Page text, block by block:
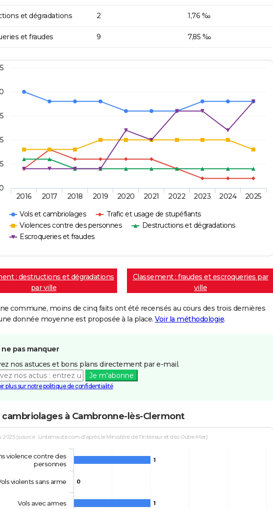
et dégradations 2 1,76 ‰
et fraudes 9 7,85 ‰
Vols et cambriolages
Trafic et usage de stupéfiants
Violences contre des personnes
Destructions et dégradations
Escroqueries et fraudes
2016 2017 2018 2019 2020 2021 2022 2023 2024 2025
5
: destructions et dégradations
par ville
Classement : fraudes et escroqueries par
ville
commune, moins de cinq faits ont été recensés au cours des trois dernières
donnée moyenne est proposée à la place. Voir la méthodologie.
ne pas manquer
nos astuces et bons plans directement par e-mail.
Je m'abonne
plus sur notre politique de confidentialité
cambriolages à Cambronne-lès-Clermont
2025 (source : Linternaute.com d'après le Ministère de l'Intérieur et des Outre-Mer)
1
0
1
violence contre des
personnes
violents sans arme
Vols avec armes